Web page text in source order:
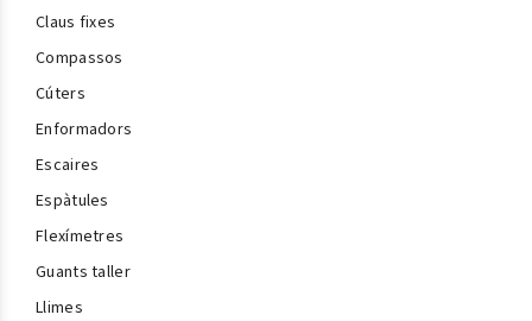
Claus fixes
Compassos
Cúters
Enformadors
Escaires
Espàtules
Flexímetres
Guants taller
Llimes